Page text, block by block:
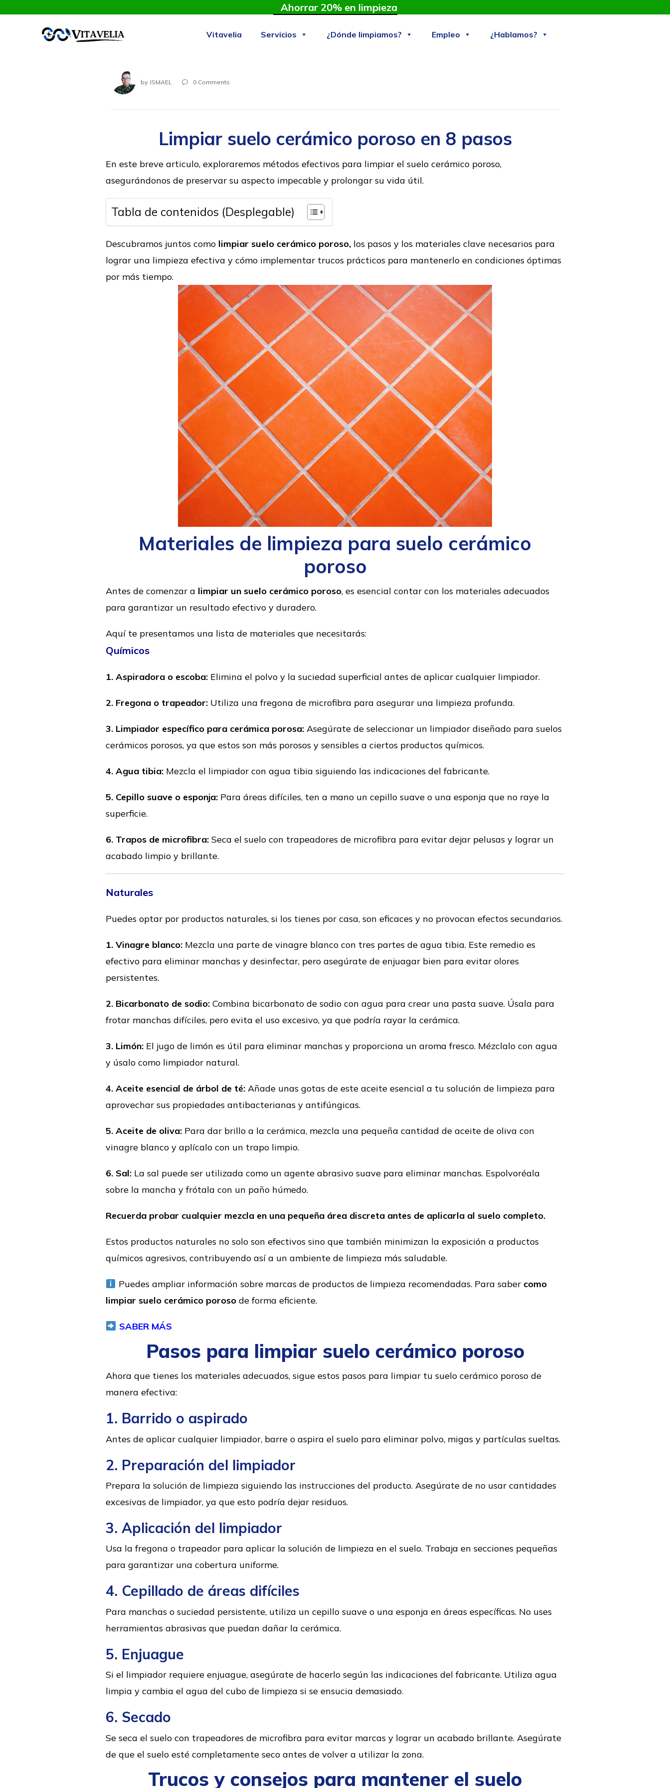
Ahorrar 20% en limpieza
Vitavelia Servicios ¿Dónde limpiamos? Empleo ¿Hablamos?
by ISMAEL  0 Comments
Limpiar suelo cerámico poroso en 8 pasos
En este breve articulo, exploraremos métodos efectivos para limpiar el suelo cerámico poroso,
asegurándonos de preservar su aspecto impecable y prolongar su vida útil.
Tabla de contenidos (Desplegable)
Descubramos juntos como limpiar suelo cerámico poroso, los pasos y los materiales clave necesarios para
lograr una limpieza efectiva y cómo implementar trucos prácticos para mantenerlo en condiciones óptimas
por más tiempo.
Materiales de limpieza para suelo cerámico
poroso
Antes de comenzar a limpiar un suelo cerámico poroso, es esencial contar con los materiales adecuados
para garantizar un resultado efectivo y duradero.
Aquí te presentamos una lista de materiales que necesitarás:
Químicos
1. Aspiradora o escoba: Elimina el polvo y la suciedad superficial antes de aplicar cualquier limpiador.
2. Fregona o trapeador: Utiliza una fregona de microfibra para asegurar una limpieza profunda.
3. Limpiador específico para cerámica porosa: Asegúrate de seleccionar un limpiador diseñado para suelos
cerámicos porosos, ya que estos son más porosos y sensibles a ciertos productos químicos.
4. Agua tibia: Mezcla el limpiador con agua tibia siguiendo las indicaciones del fabricante.
5. Cepillo suave o esponja: Para áreas difíciles, ten a mano un cepillo suave o una esponja que no raye la
superficie.
6. Trapos de microfibra: Seca el suelo con trapeadores de microfibra para evitar dejar pelusas y lograr un
acabado limpio y brillante.
Naturales
Puedes optar por productos naturales, si los tienes por casa, son eficaces y no provocan efectos secundarios.
1. Vinagre blanco: Mezcla una parte de vinagre blanco con tres partes de agua tibia. Este remedio es
efectivo para eliminar manchas y desinfectar, pero asegúrate de enjuagar bien para evitar olores
persistentes.
2. Bicarbonato de sodio: Combina bicarbonato de sodio con agua para crear una pasta suave. Úsala para
frotar manchas difíciles, pero evita el uso excesivo, ya que podría rayar la cerámica.
3. Limón: El jugo de limón es útil para eliminar manchas y proporciona un aroma fresco. Mézclalo con agua
y úsalo como limpiador natural.
4. Aceite esencial de árbol de té: Añade unas gotas de este aceite esencial a tu solución de limpieza para
aprovechar sus propiedades antibacterianas y antifúngicas.
5. Aceite de oliva: Para dar brillo a la cerámica, mezcla una pequeña cantidad de aceite de oliva con
vinagre blanco y aplícalo con un trapo limpio.
6. Sal: La sal puede ser utilizada como un agente abrasivo suave para eliminar manchas. Espolvoréala
sobre la mancha y frótala con un paño húmedo.
Recuerda probar cualquier mezcla en una pequeña área discreta antes de aplicarla al suelo completo.
Estos productos naturales no solo son efectivos sino que también minimizan la exposición a productos
químicos agresivos, contribuyendo así a un ambiente de limpieza más saludable.
Puedes ampliar información sobre marcas de productos de limpieza recomendadas. Para saber como
limpiar suelo cerámico poroso de forma eficiente.
SABER MÁS
Pasos para limpiar suelo cerámico poroso
Ahora que tienes los materiales adecuados, sigue estos pasos para limpiar tu suelo cerámico poroso de
manera efectiva:
1. Barrido o aspirado
Antes de aplicar cualquier limpiador, barre o aspira el suelo para eliminar polvo, migas y partículas sueltas.
2. Preparación del limpiador
Prepara la solución de limpieza siguiendo las instrucciones del producto. Asegúrate de no usar cantidades
excesivas de limpiador, ya que esto podría dejar residuos.
3. Aplicación del limpiador
Usa la fregona o trapeador para aplicar la solución de limpieza en el suelo. Trabaja en secciones pequeñas
para garantizar una cobertura uniforme.
4. Cepillado de áreas difíciles
Para manchas o suciedad persistente, utiliza un cepillo suave o una esponja en áreas específicas. No uses
herramientas abrasivas que puedan dañar la cerámica.
5. Enjuague
Si el limpiador requiere enjuague, asegúrate de hacerlo según las indicaciones del fabricante. Utiliza agua
limpia y cambia el agua del cubo de limpieza si se ensucia demasiado.
6. Secado
Se seca el suelo con trapeadores de microfibra para evitar marcas y lograr un acabado brillante. Asegúrate
de que el suelo esté completamente seco antes de volver a utilizar la zona.
Trucos y consejos para mantener el suelo